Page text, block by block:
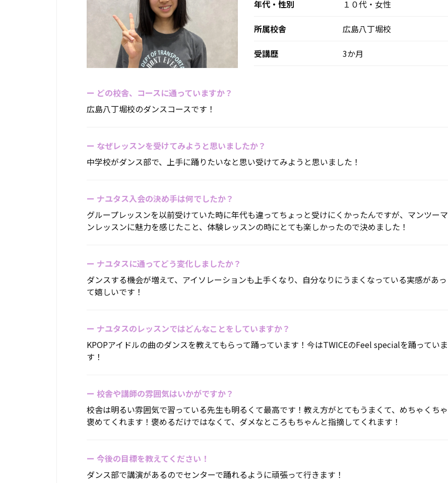
年代・性別 １０代・女性
所属校舎 広島八丁堀校
受講歴 3か月
ー どの校舎、コースに通っていますか？
広島八丁堀校のダンスコースです！
ー なぜレッスンを受けてみようと思いましたか？
中学校がダンス部で、上手に踊りたいなと思い受けてみようと思いました！
ー ナユタス入会の決め手は何でしたか？
グループレッスンを以前受けていた時に年代も違ってちょっと受けにくかったんですが、マンツーマ
ンレッスンに魅力を感じたこと、体験レッスンの時にとても楽しかったので決めました！
ー ナユタスに通ってどう変化しましたか？
ダンスする機会が増えて、アイソレーションも上手くなり、自分なりにうまくなっている実感があっ
て嬉しいです！
ー ナユタスのレッスンではどんなことをしていますか？
KPOPアイドルの曲のダンスを教えてもらって踊っています！今はTWICEのFeel specialを踊っていま
す！
ー 校舎や講師の雰囲気はいかがですか？
校舎は明るい雰囲気で習っている先生も明るくて最高です！教え方がとてもうまくて、めちゃくちゃ
褒めてくれます！褒めるだけではなくて、ダメなところもちゃんと指摘してくれます！
ー 今後の目標を教えてください！
ダンス部で講演があるのでセンターで踊れるように頑張って行きます！